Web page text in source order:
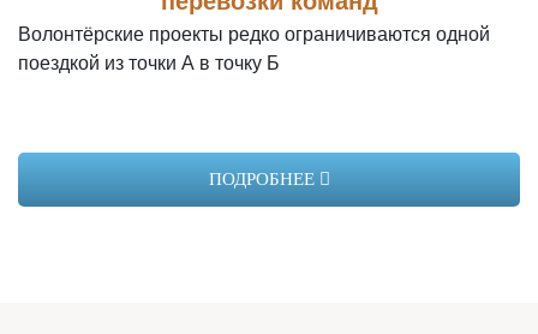
Волонтёрские проекты редко ограничиваются одной
поездкой из точки А в точку Б
ПОДРОБНЕЕ